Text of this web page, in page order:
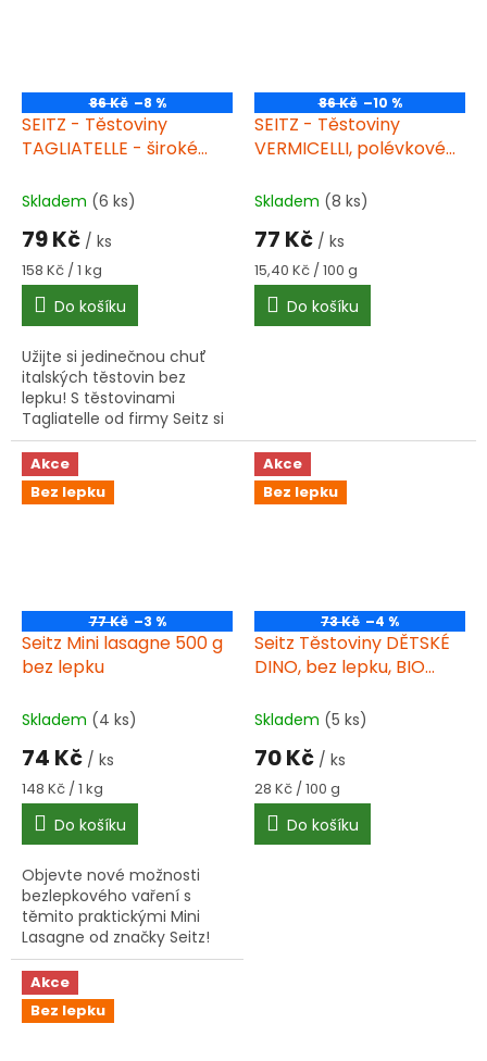
86 Kč –8 %
SEITZ - Těstoviny
TAGLIATELLE - široké
Skladem (6 ks)
79 Kč / ks
Měrná
cena:
158 Kč / 1 kg
Do košíku
Užijte si jedinečnou chuť
italských těstovin bez
lepku! S těstovinami
Tagliatelle od firmy Seitz si
připravíte lahodné jídlo,
které ohromí vaši rodinu i
přátele.
86 Kč –10 %
SEITZ - Těstoviny
VERMICELLI, polévkové
Skladem (8 ks)
77 Kč / ks
Měrná
cena:
15,40 Kč / 100 g
Do košíku
Akce
Bez lepku
77 Kč –3 %
Seitz Mini lasagne 500 g
bez lepku
Skladem (4 ks)
74 Kč / ks
Měrná
cena:
148 Kč / 1 kg
Do košíku
Objevte nové možnosti
bezlepkového vaření s
těmito praktickými Mini
Lasagne od značky Seitz!
Akce
Bez lepku
73 Kč –4 %
Seitz Těstoviny DĚTSKÉ
DINO, bez lepku, BIO
Skladem (5 ks)
70 Kč / ks
Měrná
cena:
28 Kč / 100 g
Do košíku
Akce
Bez lepku